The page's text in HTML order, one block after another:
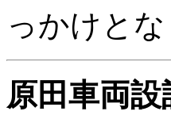
っかけとな
原田車両